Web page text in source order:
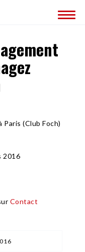
?
Paris (Club Foch)
2016
Contact